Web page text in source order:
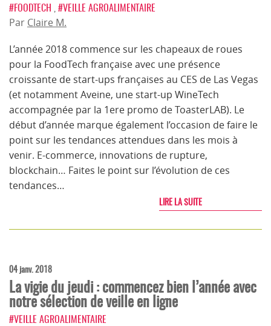
#FOODTECH #VEILLE AGROALIMENTAIRE
Par Claire M.
L’année 2018 commence sur les chapeaux de roues
pour la FoodTech française avec une présence
croissante de start-ups françaises au CES de Las Vegas
(et notamment Aveine, une start-up WineTech
accompagnée par la 1ere promo de ToasterLAB). Le
début d’année marque également l’occasion de faire le
point sur les tendances attendues dans les mois à
venir. E-commerce, innovations de rupture,
blockchain… Faites le point sur l’évolution de ces
tendances…
LIRE LA SUITE
04 janv. 2018
La vigie du jeudi : commencez bien l’année avec
notre sélection de veille en ligne
#VEILLE AGROALIMENTAIRE